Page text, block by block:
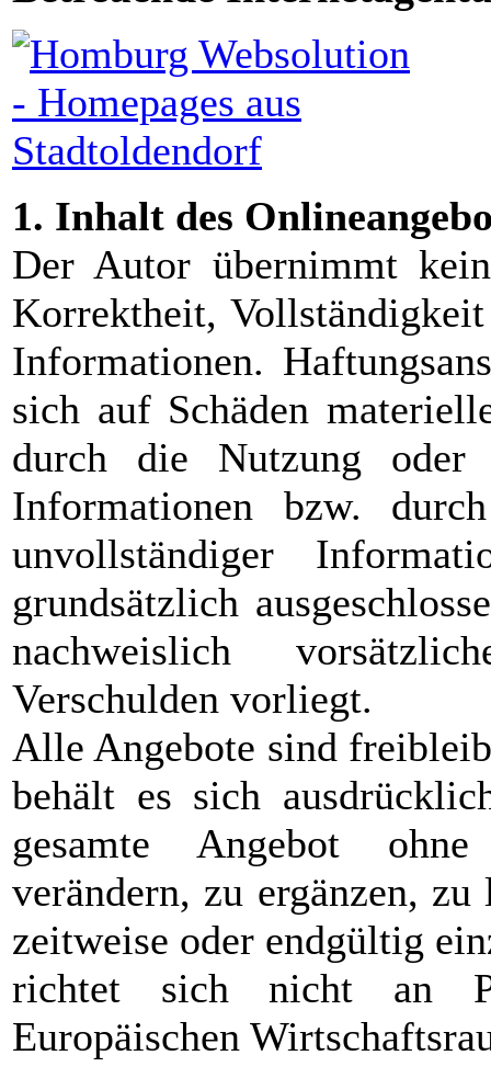
1. Inhalt des
Der Autor übernimmt
Korrektheit,
Informationen.
sich auf Schäden
durch die Nutzung oder
Informationen bzw.
unvollständiger
grundsätzlich
nachweislich
Verschulden vorliegt.
Alle Angebote sind
behält es sich
gesamte Angebot
verändern, zu ergänzen,
zeitweise oder endgültig
richtet sich nicht an
Europäischen